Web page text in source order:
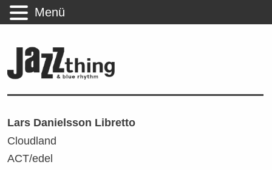
Lars Danielsson Libretto
Cloudland
ACT/edel
Menü